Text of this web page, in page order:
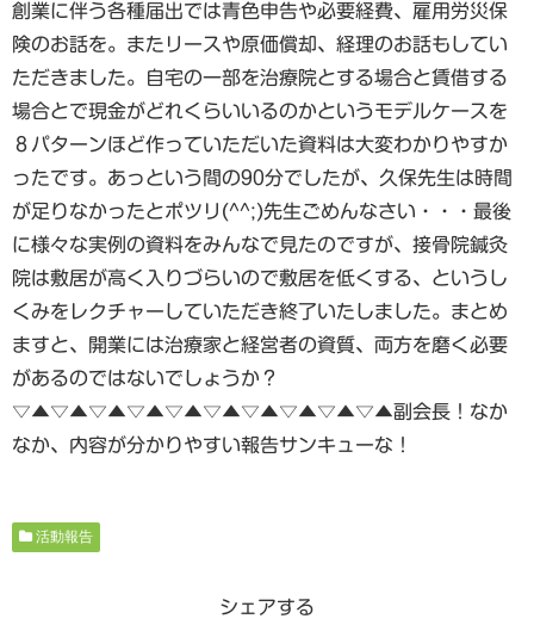
創業に伴う各種届出では青色申告や必要経費、雇用労災保
険のお話を。またリースや原価償却、経理のお話もしてい
ただきました。自宅の一部を治療院とする場合と賃借する
場合とで現金がどれくらいいるのかというモデルケースを
８パターンほど作っていただいた資料は大変わかりやすか
ったです。あっという間の90分でしたが、久保先生は時間
が足りなかったとポツリ(^^;)先生ごめんなさい・・・最後
に様々な実例の資料をみんなで見たのですが、接骨院鍼灸
院は敷居が高く入りづらいので敷居を低くする、というし
くみをレクチャーしていただき終了いたしました。まとめ
ますと、開業には治療家と経営者の資質、両方を磨く必要
があるのではないでしょうか？
▽▲▽▲▽▲▽▲▽▲▽▲▽▲▽▲▽▲▽▲副会長！なか
なか、内容が分かりやすい報告サンキューな！
活動報告
シェアする